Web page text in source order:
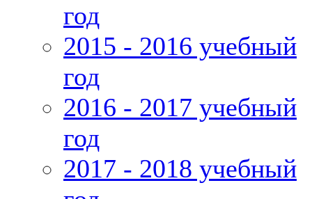
год
2015 - 2016 учебный
год
2016 - 2017 учебный
год
2017 - 2018 учебный